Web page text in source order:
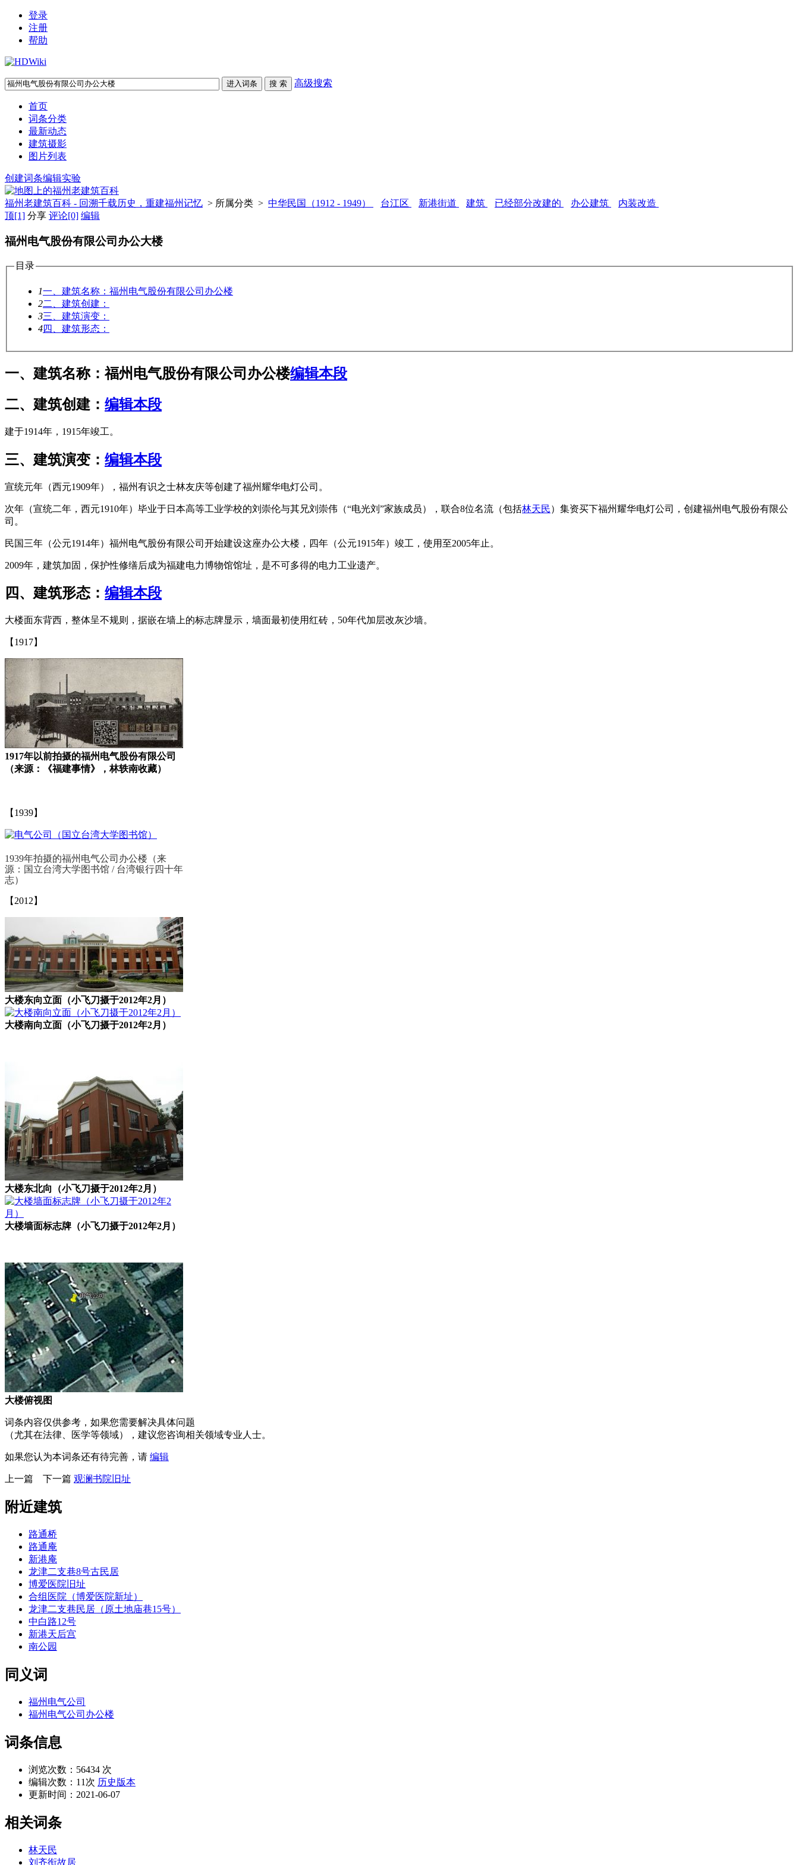
登录
注册
帮助
高级搜索
首页
词条分类
最新动态
建筑摄影
图片列表
创建词条编辑实验
福州老建筑百科 - 回溯千载历史，重建福州记忆 > 所属分类 > 中华民国（1912 - 1949） 台江区 新港街道 建筑 已经部分改建的 办公建筑
内装改造
顶[1] 分享 评论[0] 编辑
福州电气股份有限公司办公大楼
目录
1一、建筑名称：福州电气股份有限公司办公楼
2二、建筑创建：
3三、建筑演变：
4四、建筑形态：
一、建筑名称：福州电气股份有限公司办公楼编辑本段
二、建筑创建： 编辑本段
建于1914年，1915年竣工。
三、建筑演变： 编辑本段
宣统元年（西元1909年），福州有识之士林友庆等创建了福州耀华电灯公司。
次年（宣统二年，西元1910年）毕业于日本高等工业学校的刘崇伦与其兄刘崇伟（“电光刘”家族成员），联合8位名流（包括林天民）集资买下福州耀华电灯公司，创建福州电气股份有限公
司。
民国三年（公元1914年）福州电气股份有限公司开始建设这座办公大楼，四年（公元1915年）竣工，使用至2005年止。
2009年，建筑加固，保护性修缮后成为福建电力博物馆馆址，是不可多得的电力工业遗产。
四、建筑形态： 编辑本段
大楼面东背西，整体呈不规则，据嵌在墙上的标志牌显示，墙面最初使用红砖，50年代加层改灰沙墙。
【1917】
1917年以前拍摄的福州电气股份有限公司
（来源：《福建事情》，林轶南收藏）
【1939】
1939年拍摄的福州电气公司办公楼（来
源：国立台湾大学图书馆 / 台湾银行四十年
志）
【2012】
大楼东向立面（小飞刀摄于2012年2月）
大楼南向立面（小飞刀摄于2012年2月）
大楼东北向（小飞刀摄于2012年2月）
大楼墙面标志牌（小飞刀摄于2012年2月）
大楼俯视图
词条内容仅供参考，如果您需要解决具体问题
（尤其在法律、医学等领域），建议您咨询相关领域专业人士。
如果您认为本词条还有待完善，请 编辑
上一篇 下一篇 观澜书院旧址
附近建筑
路通桥
路通庵
新港庵
龙津二支巷8号古民居
博爱医院旧址
合组医院（博爱医院新址）
龙津二支巷民居（原土地庙巷15号）
中白路12号
新港天后宫
南公园
同义词
福州电气公司
福州电气公司办公楼
词条信息
浏览次数： 56434 次
编辑次数： 11次 历史版本
更新时间： 2021-06-07
相关词条
林天民
刘齐衔故居